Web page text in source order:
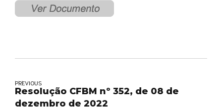
PREVIOUS
Resolução CFBM nº 352, de 08 de
dezembro de 2022